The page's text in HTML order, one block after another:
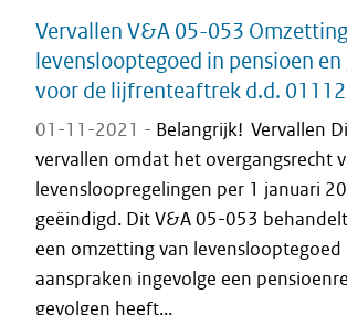
Vervallen V&A 05-053 Omzetting
levenslooptegoed in pensioen en
voor de lijfrenteaftrek d.d.
01-11-2021 - Belangrijk! Vervallen
vervallen omdat het overgangsrecht
levensloopregelingen per 1 januari
geëindigd. Dit V&A 05-053
een omzetting van levenslooptegoed
aanspraken ingevolge een
gevolgen heeft...